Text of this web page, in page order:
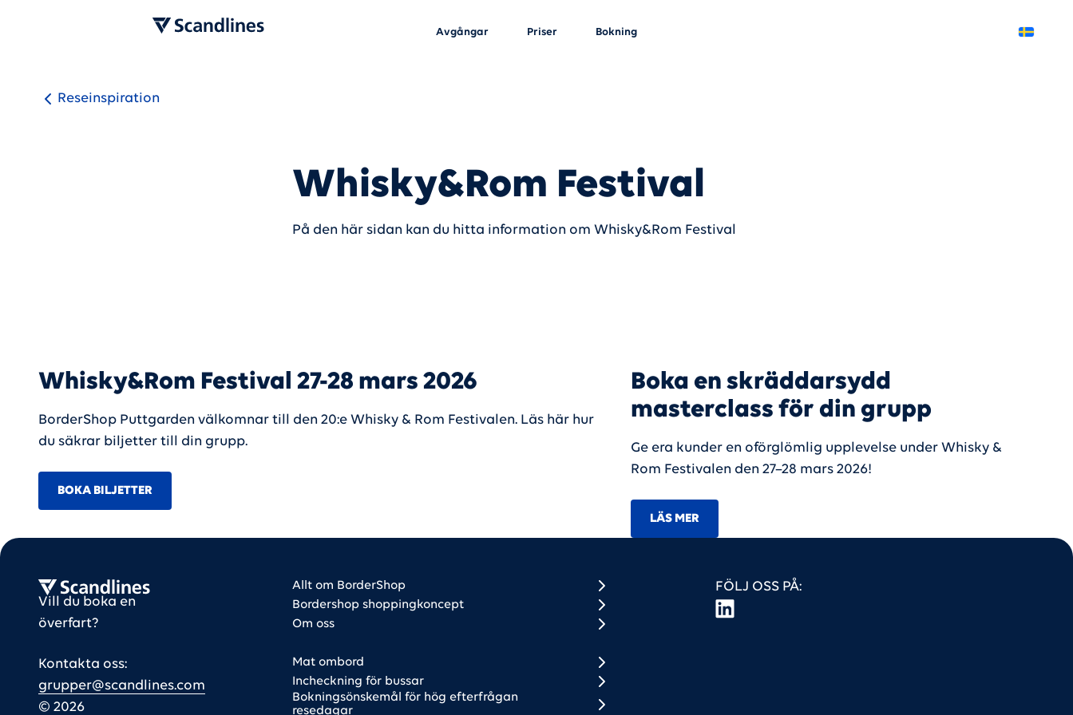
Avgångar Priser Bokning
Svenska
Reseinspiration
Whisky&Rom Festival
På den här sidan kan du hitta information om Whisky&Rom Festival
Whisky&Rom Festival 27-28 mars 2026
BorderShop Puttgarden välkomnar till den 20:e Whisky & Rom Festivalen. Läs här hur
du säkrar biljetter till din grupp.
BOKA BILJETTER
Boka en skräddarsydd
masterclass för din grupp
Ge era kunder en oförglömlig upplevelse under Whisky &
Rom Festivalen den 27–28 mars 2026!
LÄS MER
Scandlines Bus
Vill du boka en
överfart?
Kontakta oss:
grupper@scandlines.com
© 2026
Bus footer 1 (DK + SE)
Allt om BorderShop
Bordershop shoppingkoncept
Om oss
Bus footer 2
Mat ombord
Incheckning för bussar
Bokningsönskemål för hög efterfrågan
resedagar
FÖLJ OSS PÅ: